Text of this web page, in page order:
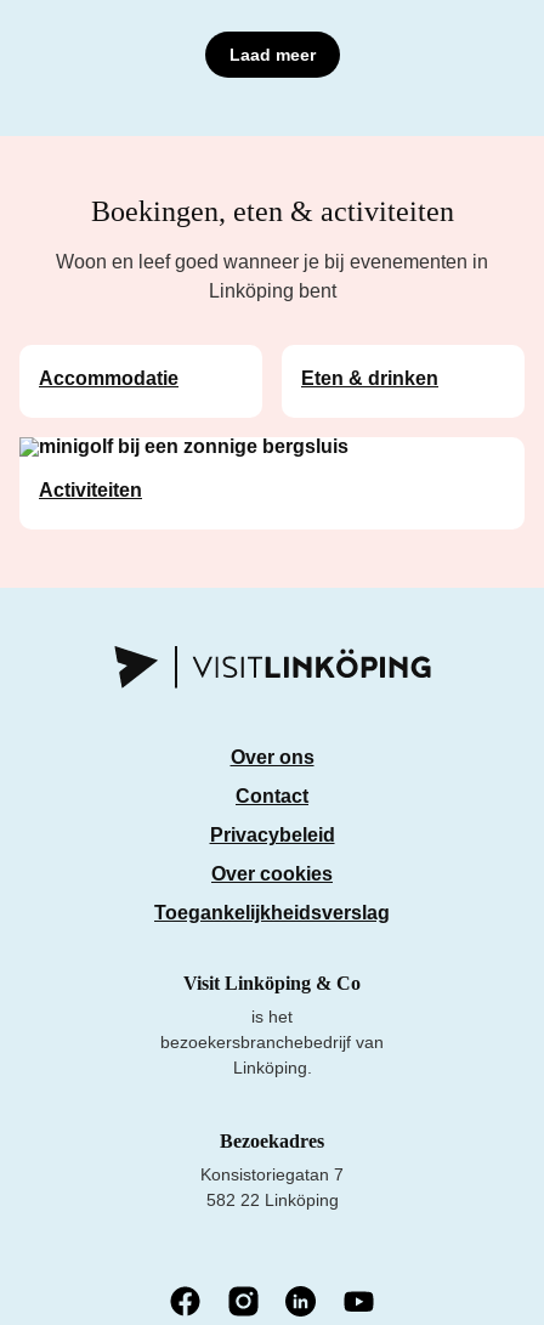
Laad meer
Boekingen, eten & activiteiten
Woon en leef goed wanneer je bij evenementen in
Linköping bent
Accommodatie Eten & drinken
Activiteiten
Over ons
Contact
Privacybeleid
Over cookies
Toegankelijkheidsverslag
Visit Linköping & Co
is het
bezoekersbranchebedrijf van
Linköping.
Bezoekadres
Konsistoriegatan 7
582 22 Linköping